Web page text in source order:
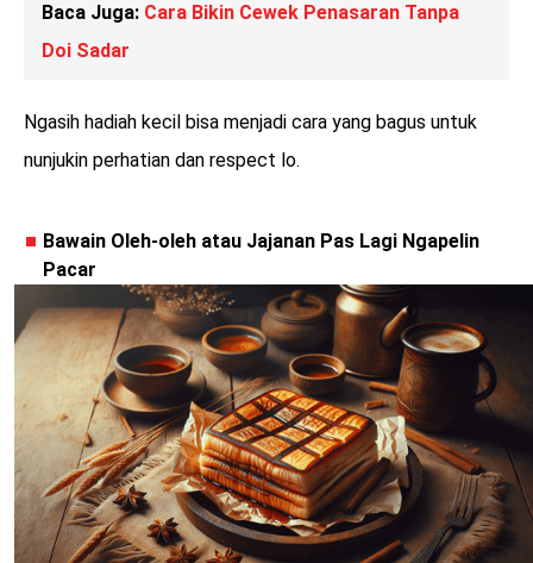
Baca Juga: Cara Bikin Cewek Penasaran Tanpa
Doi Sadar
Ngasih hadiah kecil bisa menjadi cara yang bagus untuk
nunjukin perhatian dan respect lo.
Bawain Oleh-oleh atau Jajanan Pas Lagi Ngapelin
Pacar